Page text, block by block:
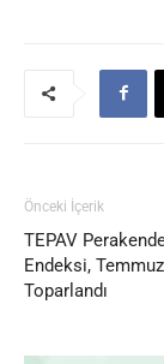
Önceki İçerik
TEPAV
Endeksi,
Toparlandı